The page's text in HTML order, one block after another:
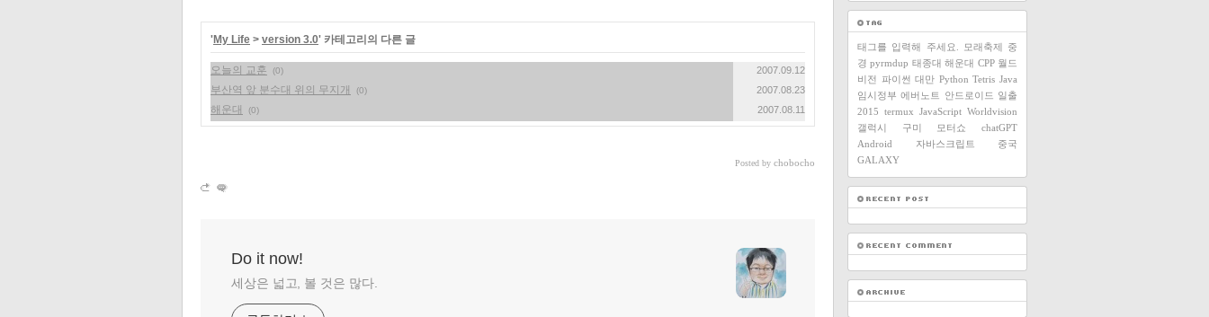
'My Life > version 3.0' 카테고리의 다른 글
오늘의 교훈 (0) 2007.09.12
부산역 앞 분수대 위의 무지개 (0) 2007.08.23
해운대 (0) 2007.08.11
Posted by chobocho
Do it now!
세상은 넓고, 볼 것은 많다.
태그를 입력해 주세요. 모래축제 중
경 pyrmdup 태종대 해운대 CPP 월드
비전 파이썬 대만 Python Tetris Java
임시정부 에버노트 안드로이드 일출
2015 termux JavaScript Worldvision
갤럭시
구미 모터쇼
chatGPT
Android
자바스크립트
중국
GALAXY